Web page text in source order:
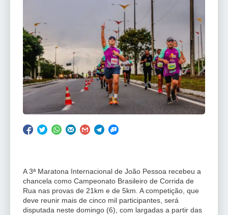
A 3ª Maratona Internacional de João Pessoa recebeu a
chancela como Campeonato Brasileiro de Corrida de
Rua nas provas de 21km e de 5km. A competição, que
deve reunir mais de cinco mil participantes, será
disputada neste domingo (6), com largadas a partir das